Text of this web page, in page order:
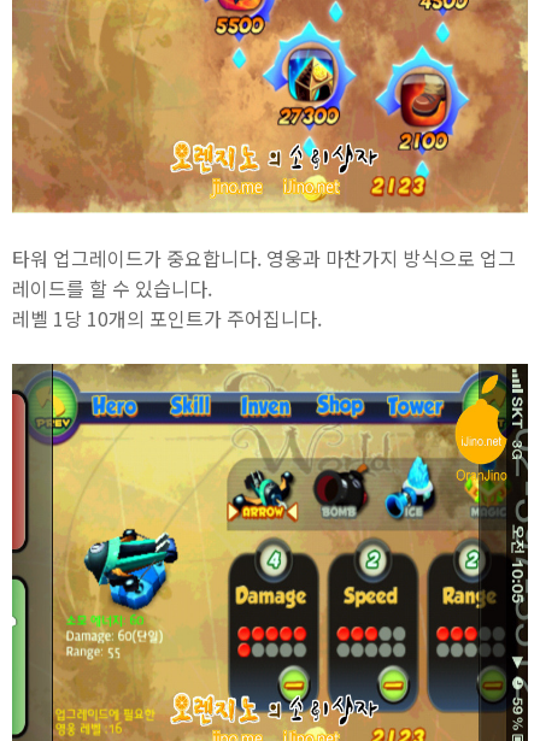
타워 업그레이드가 중요합니다. 영웅과 마찬가지 방식으로 업그
레이드를 할 수 있습니다.
레벨 1당 10개의 포인트가 주어집니다.